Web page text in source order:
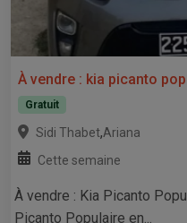
À vendre : kia picanto
Gratuit
Sidi Thabet,Ariana
Cette semaine
À vendre : Kia Picanto
Picanto Populaire en...